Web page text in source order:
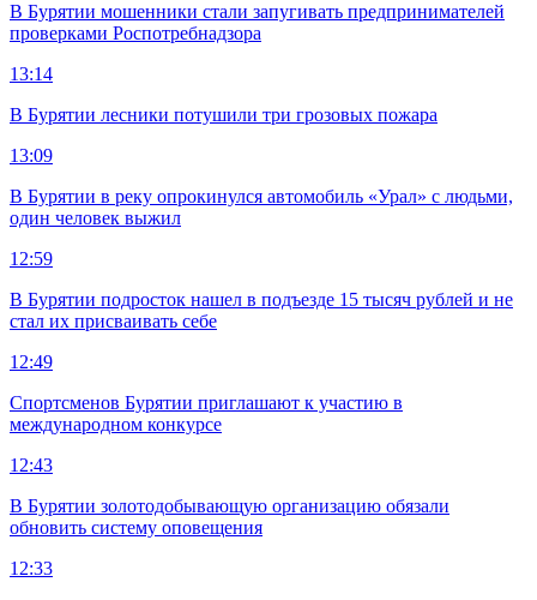
В Бурятии мошенники стали запугивать предпринимателей
проверками Роспотребнадзора
13:14
В Бурятии лесники потушили три грозовых пожара
13:09
В Бурятии в реку опрокинулся автомобиль «Урал» с людьми,
один человек выжил
12:59
В Бурятии подросток нашел в подъезде 15 тысяч рублей и не
стал их присваивать себе
12:49
Спортсменов Бурятии приглашают к участию в
международном конкурсе
12:43
В Бурятии золотодобывающую организацию обязали
обновить систему оповещения
12:33